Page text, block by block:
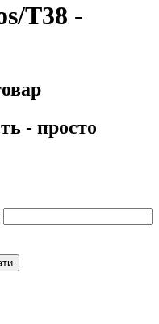
T38 -
- просто